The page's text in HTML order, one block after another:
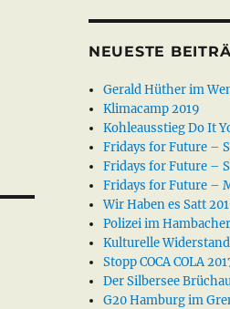
NEUESTE
Gerald Hüther im
Klimacamp 2019
Kohleausstieg Do It
Fridays for Future –
Fridays for Future –
Fridays for Future –
Wir Haben es Satt
Polizei im
Kulturelle
Stopp COCA COLA
Der Silbersee
G20 Hamburg im